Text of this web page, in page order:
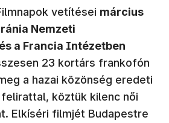
vetítései március
Nemzeti
a Francia Intézetben
23 kortárs frankofón
a hazai közönség eredeti
köztük kilenc női
Elkíséri filmjét Budapestre